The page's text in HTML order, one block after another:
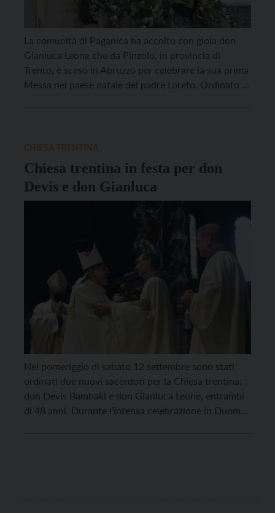
La comunità di Paganica ha accolto con gioia don
Gianluca Leone che da Pinzolo, in provincia di
Trento, è sceso in Abruzzo per celebrare la sua prima
Messa nel paese natale del padre Loreto. Ordinato il
Chiesa trentina in festa per don
Devis e don Gianluca
Nel pomeriggio di sabato 12 settembre sono stati
ordinati due nuovi sacerdoti per la Chiesa trentina:
don Devis Bamhakl e don Gianluca Leone, entrambi
di 48 anni. Durante l’intensa celebrazione in Duomo,